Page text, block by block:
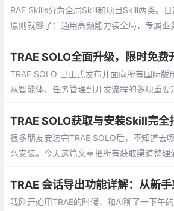
RAE Skills分为全局Skill和项目Skill两类。
原则就够了：通用高频能力装全局，专属
能包，做项目的时候需要哪个就导入哪个，
TRAE SOLO全面升级，限时免费
TRAE SOLO 已正式发布并面向所有国际版
从智能体、任务管理到开发流程的多项重要
很多朋友安装完TRAE SOLO后，不知道去
么安装。今天这篇文章把所有获取渠道整
我刚开始用TRAE的时候，和AI聊了一下午